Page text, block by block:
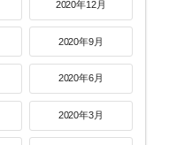
2020年12月
2020年9月
2020年6月
2020年3月